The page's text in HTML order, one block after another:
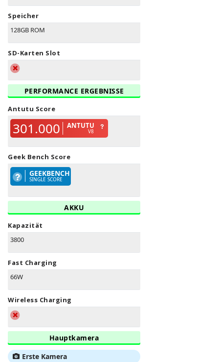
Speicher
128GB ROM
SD-Karten Slot
PERFORMANCE ERGEBNISSE
Antutu Score
301.000 ANTUTU
V8
Geek Bench Score
GEEKBENCH
SINGLE SCORE
AKKU
Kapazität
3800
Fast Charging
66W
Wireless Charging
Hauptkamera
Erste Kamera